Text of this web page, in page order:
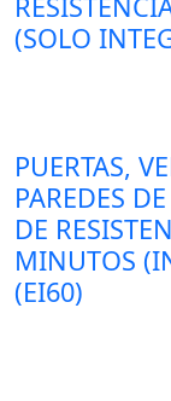
(SOLO
PUERTAS,
PAREDES
DE
MINUTOS
(EI60)